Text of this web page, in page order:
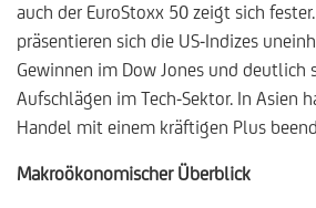
auch der EuroStoxx 50 zeigt sich
präsentieren sich die US-Indizes
Gewinnen im Dow Jones und deutlich
Aufschlägen im Tech-Sektor. In Asien
Handel mit einem kräftigen Plus
Makroökonomischer Überblick